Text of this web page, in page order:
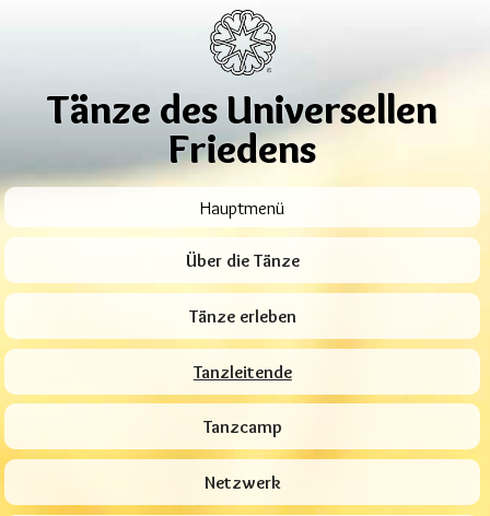
Tänze des Universellen
Friedens
Hauptmenü
Über die Tänze
Tänze erleben
Tanzleitende
Tanzcamp
Netzwerk